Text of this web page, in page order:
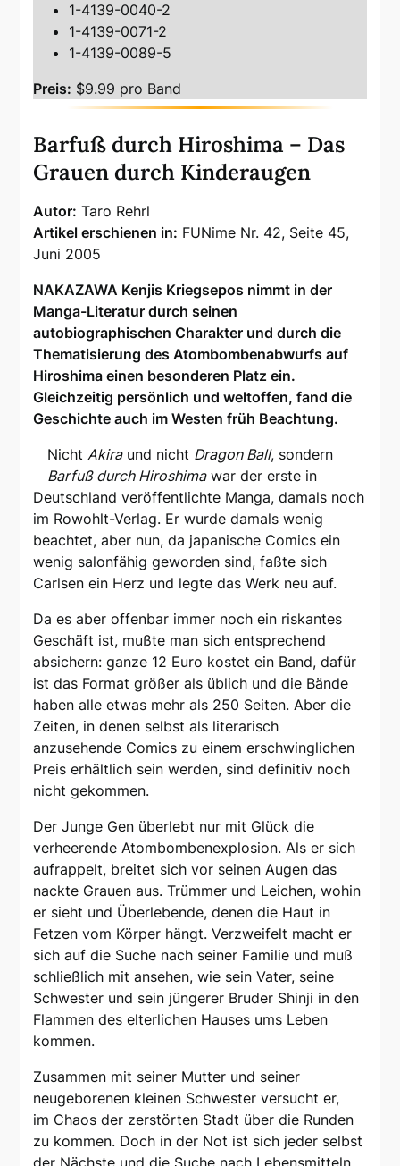
1-4139-0040-2
1-4139-0071-2
1-4139-0089-5
Preis: $9.99 pro Band
Barfuß durch Hiroshima – Das
Grauen durch Kinderaugen
Autor: Taro Rehrl
Artikel erschienen in: FUNime Nr. 42, Seite 45,
Juni 2005
NAKAZAWA Kenjis Kriegsepos nimmt in der
Manga-Literatur durch seinen
autobiographischen Charakter und durch die
Thematisierung des Atombombenabwurfs auf
Hiroshima einen besonderen Platz ein.
Gleichzeitig persönlich und weltoffen, fand die
Geschichte auch im Westen früh Beachtung.
NichtAkiraund nicht Dragon Ball, sondern
Barfuß durch Hiroshimawar der erste in
Deutschland veröffentlichte Manga, damals noch
im Rowohlt-Verlag. Er wurde damals wenig
beachtet, aber nun, da japanische Comics ein
wenig salonfähig geworden sind, faßte sich
Carlsen ein Herz und legte das Werk neu auf.
Da es aber offenbar immer noch ein riskantes
Geschäft ist, mußte man sich entsprechend
absichern: ganze 12 Euro kostet ein Band, dafür
ist das Format größer als üblich und die Bände
haben alle etwas mehr als 250 Seiten. Aber die
Zeiten, in denen selbst als literarisch
anzusehende Comics zu einem erschwinglichen
Preis erhältlich sein werden, sind definitiv noch
nicht gekommen.
Der Junge Gen überlebt nur mit Glück die
verheerende Atombombenexplosion. Als er sich
aufrappelt, breitet sich vor seinen Augen das
nackte Grauen aus. Trümmer und Leichen, wohin
er sieht und Überlebende, denen die Haut in
Fetzen vom Körper hängt. Verzweifelt macht er
sich auf die Suche nach seiner Familie und muß
schließlich mit ansehen, wie sein Vater, seine
Schwester und sein jüngerer Bruder Shinji in den
Flammen des elterlichen Hauses ums Leben
kommen.
Zusammen mit seiner Mutter und seiner
neugeborenen kleinen Schwester versucht er,
im Chaos der zerstörten Stadt über die Runden
zu kommen. Doch in der Not ist sich jeder selbst